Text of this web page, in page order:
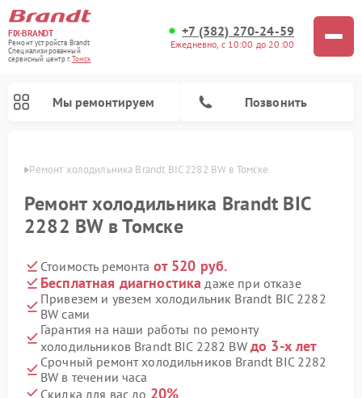
FIX-BRANDT
Ремонт устройств Brandt
Специализированный
cервисный центр г.Томск
+7 (382) 270-24-59
Ежедневно, с 10:00 до 20:00
Мы ремонтируем Позвонить
Ремонт холодильника Brandt BIC 2282 BW в Томске
Ремонт холодильника Brandt BIC
2282 BW в Томске
Стоимость ремонта от 520 руб.
Бесплатная диагностика даже при отказе
Привезем и увезем холодильник Brandt BIC 2282
BW сами
Гарантия на наши работы по ремонту
холодильников Brandt BIC 2282 BW до 3-х лет
Срочный ремонт холодильников Brandt BIC 2282
BW в течении часа
Скидка для вас до 20%